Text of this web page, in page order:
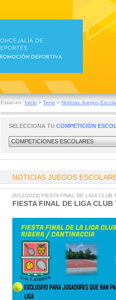
Estas en: Inicio > Tenis > Noticias Juegos
SELECCIONA TU COMPETICIÓN
COMPETICIONES ESCOLARES
NOTICIAS JUEGOS
[6/12/2023] FIESTA FINAL DE LIGA CLUB
FIESTA FINAL DE LIGA